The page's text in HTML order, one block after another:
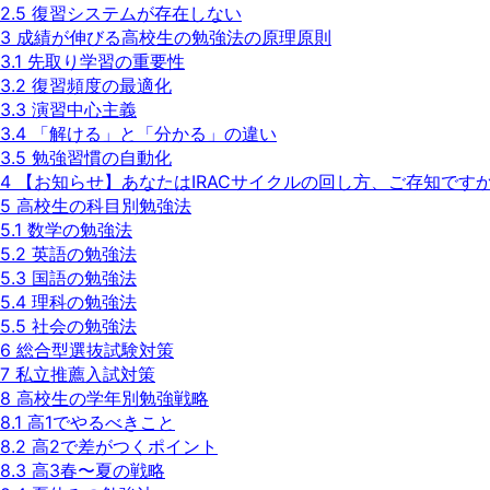
2.5 復習システムが存在しない
3 成績が伸びる高校生の勉強法の原理原則
3.1 先取り学習の重要性
3.2 復習頻度の最適化
3.3 演習中心主義
3.4 「解ける」と「分かる」の違い
3.5 勉強習慣の自動化
4 【お知らせ】あなたはIRACサイクルの回し方、ご存知です
5 高校生の科目別勉強法
5.1 数学の勉強法
5.2 英語の勉強法
5.3 国語の勉強法
5.4 理科の勉強法
5.5 社会の勉強法
6 総合型選抜試験対策
7 私立推薦入試対策
8 高校生の学年別勉強戦略
8.1 高1でやるべきこと
8.2 高2で差がつくポイント
8.3 高3春〜夏の戦略